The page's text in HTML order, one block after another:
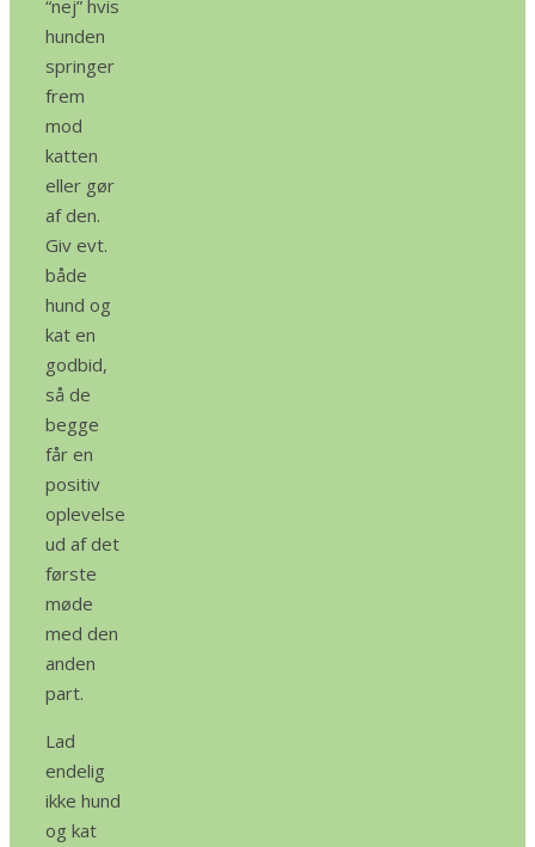
“nej” hvis
hunden
springer
frem
mod
katten
eller gør
af den.
Giv evt.
både
hund og
kat en
godbid,
så de
begge
får en
positiv
oplevelse
ud af det
første
møde
med den
anden
part.
Lad
endelig
ikke hund
og kat